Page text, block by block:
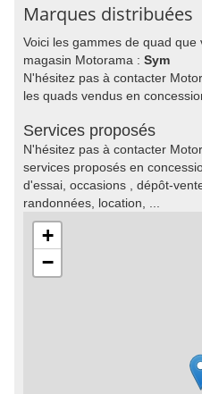
Marques distribuées
Voici les gammes de quad
magasin Motorama : Sym
N'hésitez pas à contacter
les quads vendus en
Services proposés
N'hésitez pas à contacter
services proposés en
d'essai, occasions , dépôt-
randonnées, location, ...
+
−